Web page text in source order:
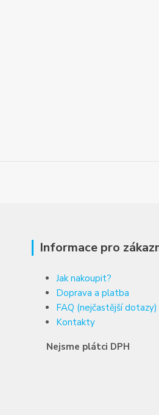
Informace pro
Jak nakoupit?
Doprava a platba
FAQ (nejčastější dotazy)
Kontakty
Nejsme plátci DPH